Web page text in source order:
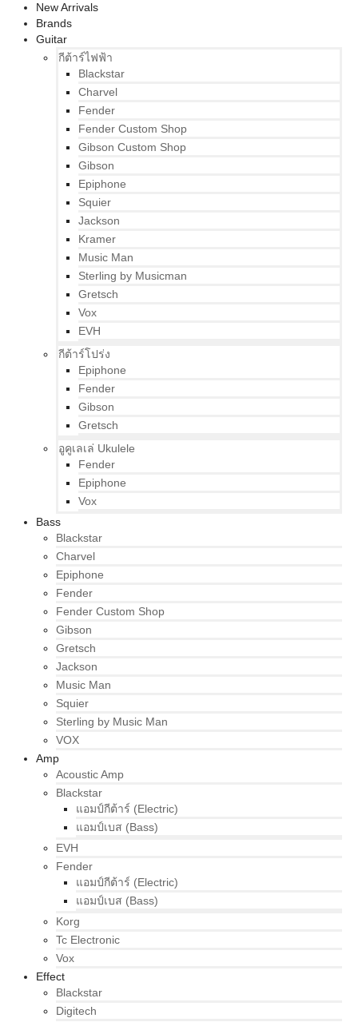
New Arrivals
Brands
Guitar
กีต้าร์ไฟฟ้า
Blackstar
Charvel
Fender
Fender Custom Shop
Gibson Custom Shop
Gibson
Epiphone
Squier
Jackson
Kramer
Music Man
Sterling by Musicman
Gretsch
Vox
EVH
กีต้าร์โปร่ง
Epiphone
Fender
Gibson
Gretsch
อูคูเลเล่ Ukulele
Fender
Epiphone
Vox
Bass
Blackstar
Charvel
Epiphone
Fender
Fender Custom Shop
Gibson
Gretsch
Jackson
Music Man
Squier
Sterling by Music Man
VOX
Amp
Acoustic Amp
Blackstar
แอมป์กีต้าร์ (Electric)
แอมป์เบส (Bass)
EVH
Fender
แอมป์กีต้าร์ (Electric)
แอมป์เบส (Bass)
Korg
Tc Electronic
Vox
Effect
Blackstar
Digitech